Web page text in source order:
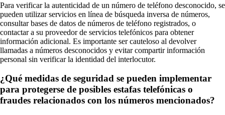
Para verificar la autenticidad de un número de teléfono desconocido, se
pueden utilizar servicios en línea de búsqueda inversa de números,
consultar bases de datos de números de teléfono registrados, o
contactar a su proveedor de servicios telefónicos para obtener
información adicional. Es importante ser cauteloso al devolver
llamadas a números desconocidos y evitar compartir información
personal sin verificar la identidad del interlocutor.
¿Qué medidas de seguridad se pueden implementar
para protegerse de posibles estafas telefónicas o
fraudes relacionados con los números mencionados?